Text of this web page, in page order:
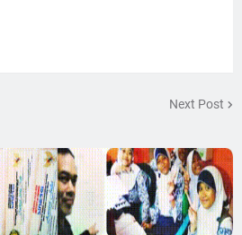
Next Post